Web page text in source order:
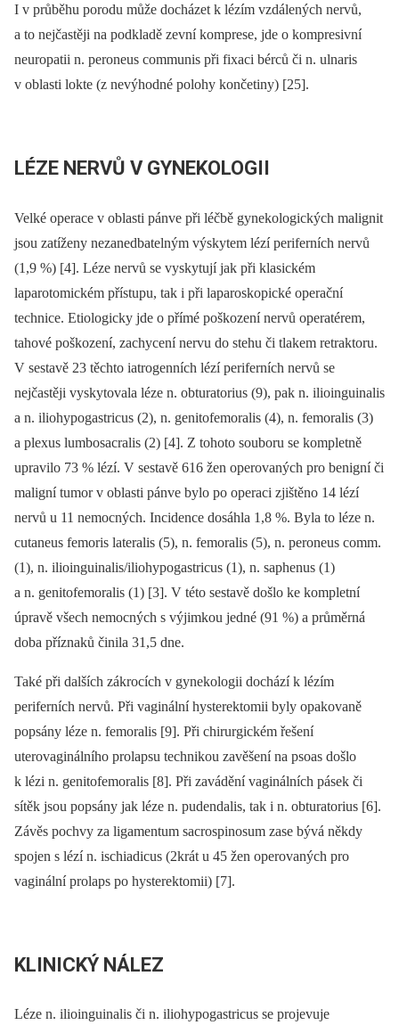
I v průběhu porodu může docházet k lézím vzdálených nervů,
a to nejčastěji na podkladě zevní komprese, jde o kompresivní
neuropatii n. peroneus communis při fixaci bérců či n. ulnaris
v oblasti lokte (z nevýhodné polohy končetiny) [25].
LÉZE NERVŮ V GYNEKOLOGII
Velké operace v oblasti pánve při léčbě gynekologických malignit
jsou zatíženy nezanedbatelným výskytem lézí periferních nervů
(1,9 %) [4]. Léze nervů se vyskytují jak při klasickém
laparotomickém přístupu, tak i při laparoskopické operační
technice. Etiologicky jde o přímé poškození nervů operatérem,
tahové poškození, zachycení nervu do stehu či tlakem retraktoru.
V sestavě 23 těchto iatrogenních lézí periferních nervů se
nejčastěji vyskytovala léze n. obturatorius (9), pak n. ilioinguinalis
a n. iliohypogastricus (2), n. genitofemoralis (4), n. femoralis (3)
a plexus lumbosacralis (2) [4]. Z tohoto souboru se kompletně
upravilo 73 % lézí. V sestavě 616 žen operovaných pro benigní či
maligní tumor v oblasti pánve bylo po operaci zjištěno 14 lézí
nervů u 11 nemocných. Incidence dosáhla 1,8 %. Byla to léze n.
cutaneus femoris lateralis (5), n. femoralis (5), n. peroneus comm.
(1), n. ilioinguinalis/iliohypogastricus (1), n. saphenus (1)
a n. genitofemoralis (1) [3]. V této sestavě došlo ke kompletní
úpravě všech nemocných s výjimkou jedné (91 %) a průměrná
doba příznaků činila 31,5 dne.
Také při dalších zákrocích v gynekologii dochází k lézím
periferních nervů. Při vaginální hysterektomii byly opakovaně
popsány léze n. femoralis [9]. Při chirurgickém řešení
uterovaginálního prolapsu technikou zavěšení na psoas došlo
k lézi n. genitofemoralis [8]. Při zavádění vaginálních pásek či
sítěk jsou popsány jak léze n. pudendalis, tak i n. obturatorius [6].
Závěs pochvy za ligamentum sacrospinosum zase bývá někdy
spojen s lézí n. ischiadicus (2krát u 45 žen operovaných pro
vaginální prolaps po hysterektomii) [7].
KLINICKÝ NÁLEZ
Léze n. ilioinguinalis či n. iliohypogastricus se projevuje